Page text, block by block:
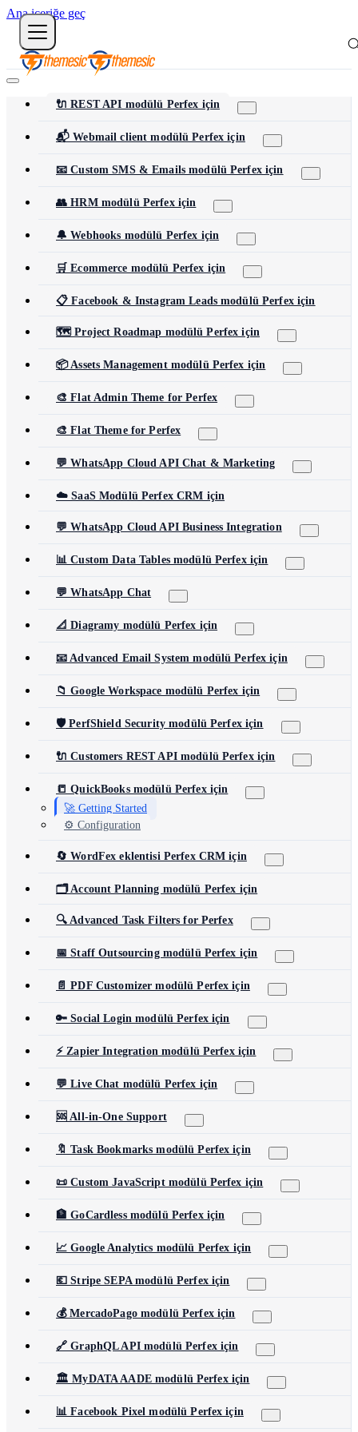
Ana içeriğe geç
🔌 REST API modülü Perfex için
📬 Webmail client modülü Perfex için
📧 Custom SMS & Emails modülü Perfex için
👥 HRM modülü Perfex için
🔔 Webhooks modülü Perfex için
🛒 Ecommerce modülü Perfex için
📋 Facebook & Instagram Leads modülü Perfex için
🗺️ Project Roadmap modülü Perfex için
📦 Assets Management modülü Perfex için
🎨 Flat Admin Theme for Perfex
🎨 Flat Theme for Perfex
💬 WhatsApp Cloud API Chat & Marketing
☁️ SaaS Modülü Perfex CRM için
💬 WhatsApp Cloud API Business Integration
📊 Custom Data Tables modülü Perfex için
💬 WhatsApp Chat
📐 Diagramy modülü Perfex için
📧 Advanced Email System modülü Perfex için
📁 Google Workspace modülü Perfex için
🛡️ PerfShield Security modülü Perfex için
🔌 Customers REST API modülü Perfex için
📒 QuickBooks modülü Perfex için
🚀 Getting Started
⚙️ Configuration
🔄 WordFex eklentisi Perfex CRM için
🗂️ Account Planning modülü Perfex için
🔍 Advanced Task Filters for Perfex
📅 Staff Outsourcing modülü Perfex için
📄 PDF Customizer modülü Perfex için
🔑 Social Login modülü Perfex için
⚡ Zapier Integration modülü Perfex için
💬 Live Chat modülü Perfex için
🆘 All-in-One Support
🔖 Task Bookmarks modülü Perfex için
📜 Custom JavaScript modülü Perfex için
🏦 GoCardless modülü Perfex için
📈 Google Analytics modülü Perfex için
💶 Stripe SEPA modülü Perfex için
💰 MercadoPago modülü Perfex için
🔗 GraphQL API modülü Perfex için
🏛️ MyDATA AADE modülü Perfex için
📊 Facebook Pixel modülü Perfex için